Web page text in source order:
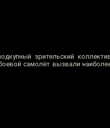
зрительский
самолёт вызвали